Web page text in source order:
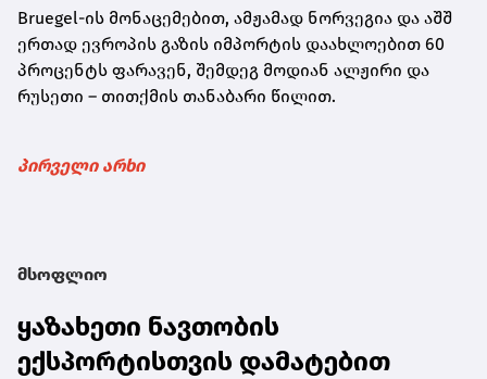
Bruegel-ის მონაცემებით, ამჟამად ნორვეგია და აშშ
ერთად ევროპის გაზის იმპორტის დაახლოებით 60
პროცენტს ფარავენ, შემდეგ მოდიან ალჟირი და
რუსეთი – თითქმის თანაბარი წილით.
პირველი არხი
მსოფლიო
ყაზახეთი ნავთობის
ექსპორტისთვის დამატებით